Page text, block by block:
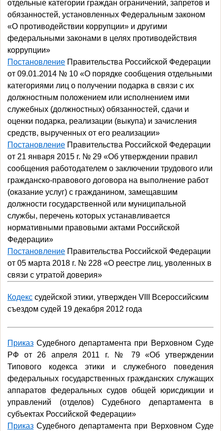
отдельные категории граждан ограничений, запретов и
обязанностей, установленных Федеральным законом
«О противодействии коррупции» и другими
федеральными законами в целях противодействия
коррупции»
Постановление Правительства Российской Федерации
от 09.01.2014 № 10 «О порядке сообщения отдельными
категориями лиц о получении подарка в связи с их
должностным положением или исполнением ими
служебных (должностных) обязанностей, сдачи и
оценки подарка, реализации (выкупа) и зачисления
средств, вырученных от его реализации»
Постановление Правительства Российской Федерации
от 21 января 2015 г. № 29 «Об утверждении правил
сообщения работодателем о заключении трудового или
гражданско-правового договора на выполнение работ
(оказание услуг) с гражданином, замещавшим
должности государственной или муниципальной
службы, перечень которых устанавливается
нормативными правовыми актами Российской
Федерации»
Постановление Правительства Российской Федерации
от 05 марта 2018 г. № 228 «О реестре лиц, уволенных в
связи с утратой доверия»
Кодекс судейской этики, утвержден VIII Всероссийским
съездом судей 19 декабря 2012 года
Приказ Судебного департамента при Верховном Суде
РФ от 26 апреля 2011 г. № 79 «Об утверждении
Типового кодекса этики и служебного поведения
федеральных государственных гражданских служащих
аппаратов федеральных судов общей юрисдикции и
управлений (отделов) Судебного департамента в
субъектах Российской Федерации»
Приказ Судебного департамента при Верховном Суде